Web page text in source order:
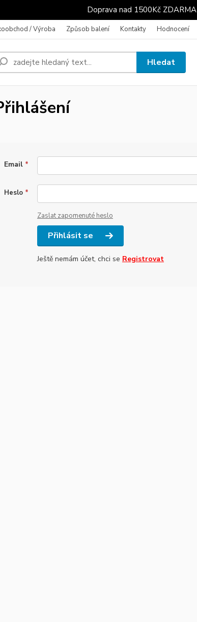
Doprava nad 1500Kč ZDARMA
/ Výroba Způsob balení Kontakty Hodnocení
Hledat
Email *
Heslo *
Zaslat zapomenuté heslo
Přihlásit se
Ještě nemám účet, chci se Registrovat